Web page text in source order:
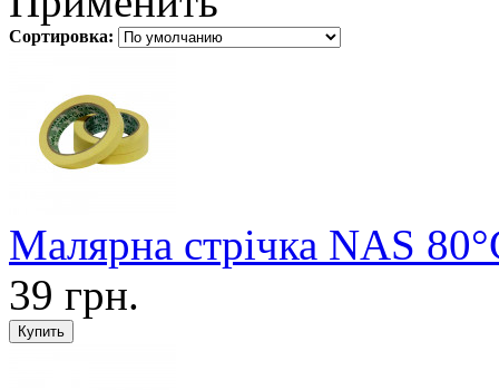
Сортировка:
Малярна стрічка NAS
39 грн.